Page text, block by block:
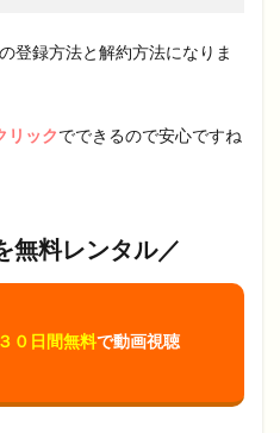
登録方法と解約方法になりま
リックでできるので安心ですね
無料レンタル／
３０日間無料で動画視聴